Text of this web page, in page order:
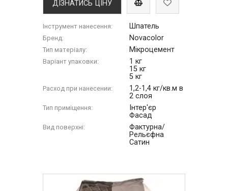
ДІЗНАТИСЬ ЦІНУ
Інструмент нанесення: Шпатель
Бренд: Novacolor
Тип матеріалу: Мікроцемент
Варіант упаковки:
1 кг
15 кг
5 кг
Расход при нанесении:
1,2-1,4 кг/кв.м в
2 слоя
Тип приміщення:
Інтер'єр
Фасад
Вид поверхні:
Фактурна/
Рельєфна
Сатин